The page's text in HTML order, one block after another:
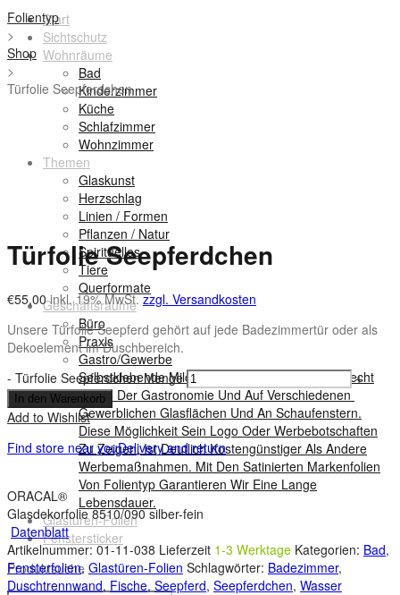
Start
Sichtschutz
Wohnräume
Bad
Kinderzimmer
Küche
Schlafzimmer
Wohnzimmer
Themen
Glaskunst
Herzschlag
Linien / Formen
Pflanzen / Natur
Spirituelles
Tiere
Querformate
Geschäftsräume
Büro
Praxis
Gastro/Gewerbe
Selbstklebende Milchglasfolien Entdecken Wir Recht
Viel In Der Gastronomie Und Auf Verschiedenen
Gewerblichen Glasflächen Und An Schaufenstern.
Diese Möglichkeit Sein Logo Oder Werbebotschaften
Zu Zeigen, Ist Deutlich Kostengünstiger Als Andere
Werbemaßnahmen. Mit Den Satinierten Markenfolien
Von Folientyp Garantieren Wir Eine Lange
Lebensdauer.
Glastüren-Folien
Fenstersticker
Produktsuche
Folientyp
>
Shop
>
Türfolie Seepferdchen
Türfolie Seepferdchen
€55,00 inkl. 19% MwSt.zzgl. Versandkosten
Unsere Türfolie Seepferd gehört auf jede Badezimmertür oder als
Dekoelement im Duschbereich.
- Türfolie Seepferdchen Menge +
In den Warenkorb
Add to Wishlist
Find store near youDelivery and return
ORACAL®
Glasdekorfolie 8510/090 silber-fein
Datenblatt
Artikelnummer:01-11-038 Lieferzeit 1-3 Werktage Kategorien: Bad,
Fensterfolien, Glastüren-Folien Schlagwörter: Badezimmer,
Duschtrennwand, Fische, Seepferd, Seepferdchen, Wasser